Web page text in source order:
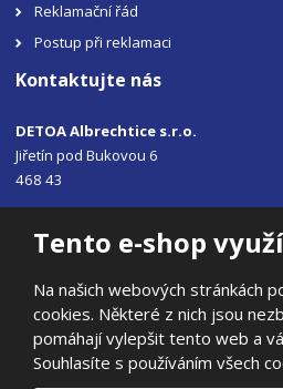
Tento e-shop
Na našich webových stránkách
cookies. Některé z nich jsou
pomáhají vylepšit tento web a
Souhlasíte s používáním všech
Reklamační řád
Postup při reklamaci
Kontaktujte nás
DETOA Albrechtice s.r.o.
Jiřetín pod Bukovou 6
468 43
Email:sales@detoa.cz